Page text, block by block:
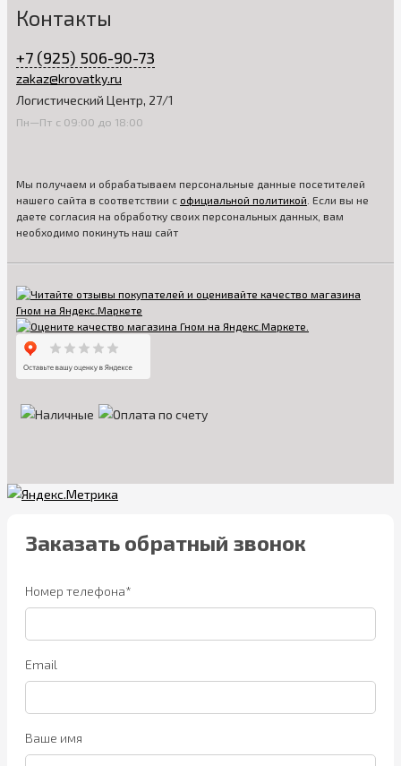
Контакты
+7 (925) 506-90-73
zakaz@krovatky.ru
Логистический Центр, 27/1
Пн—Пт с 09:00 до 18:00
Мы получаем и обрабатываем персональные данные посетителей
нашего сайта в соответствии с официальной политикой . Если вы не
даете согласия на обработку своих персональных данных, вам
необходимо покинуть наш сайт
Заказать обратный звонок
Номер телефона*
Email
Ваше имя